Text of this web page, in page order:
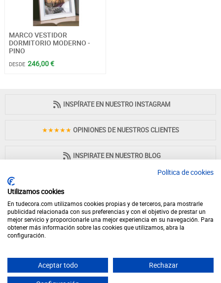
MARCO VESTIDOR
DORMITORIO MODERNO -
PINO
DESDE 246,00 €
INSPÍRATE EN NUESTRO INSTAGRAM
★★★★★ OPINIONES DE NUESTROS CLIENTES
INSPIRATE EN NUESTRO BLOG
PAGO 100% SEGURO
© 2026 - Desde 1998 en internet - tudecora.com tienda online de muebles
fabricados en España - IVA incluido (Península y Baleares)
Política de cookies
Utilizamos cookies
En tudecora.com utilizamos cookies propias y de terceros, para mostrarle
publicidad relacionada con sus preferencias y con el objetivo de prestar un
mejor servicio y proporcionarle una mejor experiencia en su navegación. Para
obtener más información sobre las cookies que utilizamos, abra la
configuración.
Aceptar todo
Rechazar